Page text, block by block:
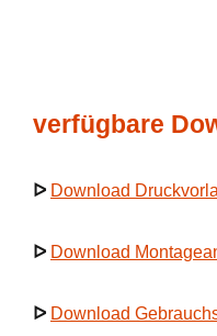
verfügbare
ᐅ Download
ᐅ Download
ᐅ Download